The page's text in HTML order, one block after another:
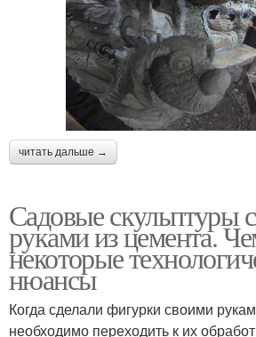
читать дальше →
Садовые скульптуры
руками из цемента.
некоторые
нюансы
Когда сделали фигурки своими
необходимо переходить к их